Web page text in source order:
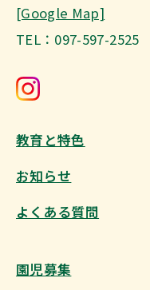
[Google Map]
TEL：097-597-2525
教育と特色
お知らせ
よくある質問
園児募集